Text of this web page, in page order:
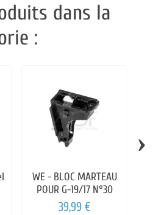
dans la
:
WE - BLOC MARTEAU
POUR G-19/17 N°30
39,99 €
›